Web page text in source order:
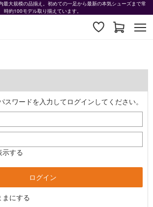
最大規模の品揃え。初めての一足から最新の本気シューズまで常
時約100モデル取り揃えています。
スワードを入力してログインしてください。
する
まにする